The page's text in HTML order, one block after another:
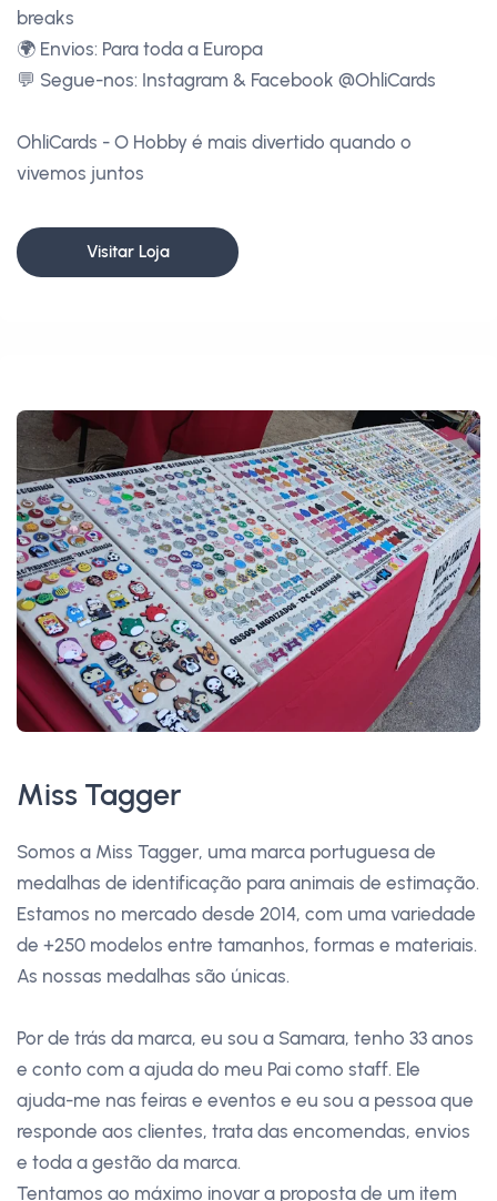
breaks
🌍 Envios: Para toda a Europa
💬 Segue-nos: Instagram & Facebook @OhliCards
OhliCards - O Hobby é mais divertido quando o
vivemos juntos
Visitar Loja
Miss Tagger
Somos a Miss Tagger, uma marca portuguesa de
medalhas de identificação para animais de estimação.
Estamos no mercado desde 2014, com uma variedade
de +250 modelos entre tamanhos, formas e materiais.
As nossas medalhas são únicas.
Por de trás da marca, eu sou a Samara, tenho 33 anos
e conto com a ajuda do meu Pai como staff. Ele
ajuda-me nas feiras e eventos e eu sou a pessoa que
responde aos clientes, trata das encomendas, envios
e toda a gestão da marca.
Tentamos ao máximo inovar a proposta de um item